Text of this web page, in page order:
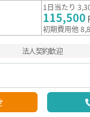
1日当たり
115,500
初期費用他
法人契約歓迎